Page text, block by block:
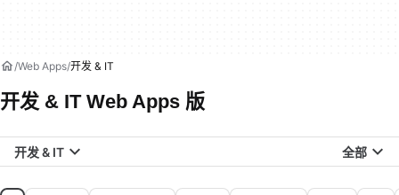
Web Apps 开发 & IT
开发 & IT Web Apps 版
开发 & IT 全部